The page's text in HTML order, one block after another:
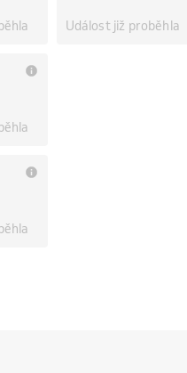
Událost již proběhla